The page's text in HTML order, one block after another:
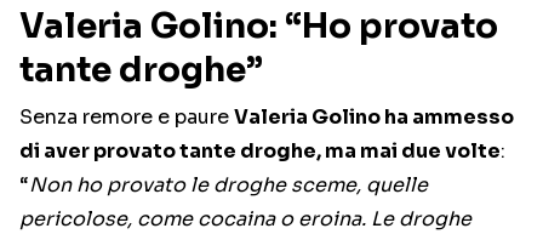
Valeria Golino: “Ho provato
tante droghe”
Senza remore e paureValeria Golino ha ammesso
di aver provato tante droghe, ma mai due volte:
“Non ho provato le droghe sceme, quelle
pericolose, come cocaina o eroina. Le droghe